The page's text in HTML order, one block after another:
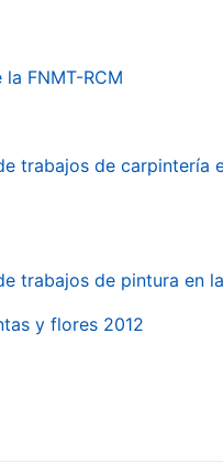
FNMT-RCM
trabajos de carpintería
trabajos de pintura en
y flores 2012